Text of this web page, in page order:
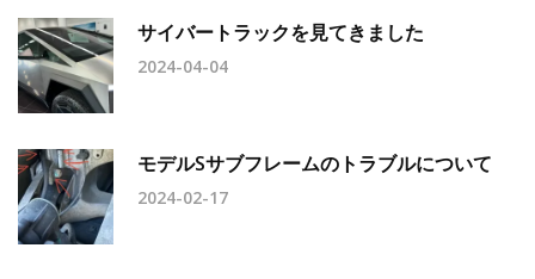
サイバートラックを見てきました
2024-04-04
モデルSサブフレームのトラブルについて
2024-02-17